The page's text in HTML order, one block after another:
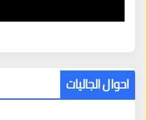
احوال الجاليات